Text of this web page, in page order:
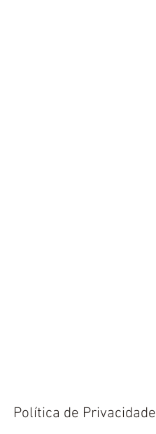
Política de Privacidade